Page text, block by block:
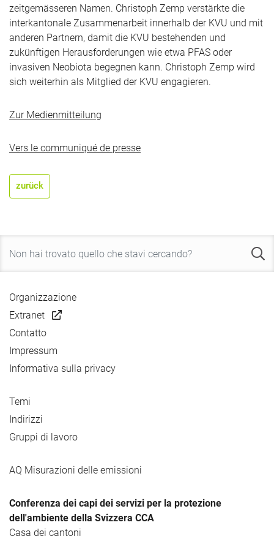
zeitgemässeren Namen. Christoph Zemp verstärkte die
interkantonale Zusammenarbeit innerhalb der KVU und mit
anderen Partnern, damit die KVU bestehenden und
zukünftigen Herausforderungen wie etwa PFAS oder
invasiven Neobiota begegnen kann. Christoph Zemp wird
sich weiterhin als Mitglied der KVU engagieren.
Zur Medienmitteilung
Vers le communiqué de presse
zurück
Organizzazione
Extranet
Contatto
Impressum
Informativa sulla privacy
Temi
Indirizzi
Gruppi di lavoro
AQ Misurazioni delle emissioni
Conferenza dei capi dei servizi per la protezione
dell'ambiente della Svizzera CCA
Casa dei cantoni